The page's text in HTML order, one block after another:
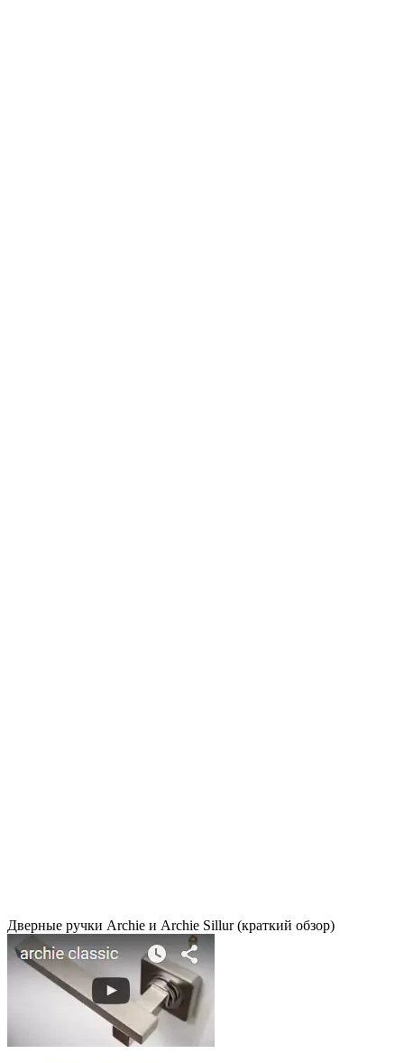
Дверные ручки Archie и Archie Sillur (краткий обзор)